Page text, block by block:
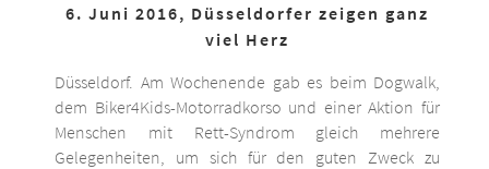
6. Juni 2016, Düsseldorfer zeigen ganz
viel Herz
Düsseldorf. Am Wochenende gab es beim Dogwalk,
dem Biker4Kids-Motorradkorso und einer Aktion für
Menschen mit Rett-Syndrom gleich mehrere
Gelegenheiten, um sich für den guten Zweck zu